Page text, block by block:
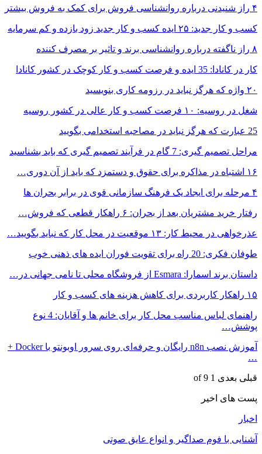
۴ راز شنیدنی درباره روانشناسی فروش برای کمک به فروش بیشتر
کسب و کار جدید: ۲۵ ایده کسب و کار جدید زود بازده و کم سرمایه
۸ راز ناگفته درباره روانشناسی برند و تاثیر بر مصرف کننده
کار در کانادا: 35 ایده و فرصت کسب و کار کوچک در کشور کانادا
۲۰ واژه که هرگز نباید در رزومه کاری بنویسید
شغل در روسیه: ۱۰ فرصت کسب و کار عالی در کشور روسیه
25 عبارت که هرگز نباید در مصاحبه استخدامی بگویید
مراحل تصمیم گیری: 7 گام در فرآیند تصمیم گیری که باید بشناسید
۱۶ اشتباه در مذاکره برای حقوق و دستمزد که باید از آن دوری…
۴ مرحله برای ایجاد یک فرهنگ سازمانی قوی در برابر بحران ها
رفتار خرید مشتریان بعد از بحران: ۶ راهکار قطعی که فروش…
عذرخواهی در محیط کار: ۱۳ موقعیت در محل کار که نباید بگویید…
طوفان فکری: 20 راه برای تقویت فوران ایده های ذهنی خوب
داستان برند اسمارا: Esmara از فروشگاه محلی تا نامی جهانی در…
۱۵ راهکار کاربردی برای کاهش هزینه های کسب و کار
راهنمای لباس مناسب محل کار برای خانم ها و آقایان: 4 نوع
پوشش…
آموزش نصب n8n رایگان و حرفه‌ای روی سرور اوبونتو با Docker +
…
قبلی بعدی 1 of 9
پست های اخیر
اخبار
آشنایی با فوم صداگیر و انواع عایق صوتی